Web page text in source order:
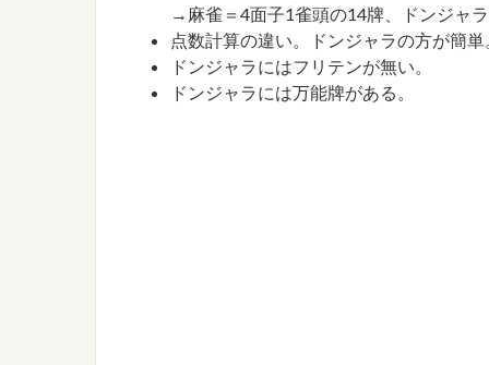
→麻雀＝4面子1雀頭の14牌、ドンジャ
点数計算の違い。ドンジャラの方が簡単
ドンジャラにはフリテンが無い。
ドンジャラには万能牌がある。